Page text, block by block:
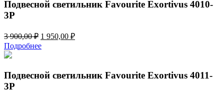
Подвесной светильник Favourite Exortivus 4010-
3P
3 900,00₽ Первоначальная
цена
составляла
900,00 ₽.
1 950,00 ₽Текущая
Подробнее
Подвесной светильник Favourite Exortivus 4011-
3P